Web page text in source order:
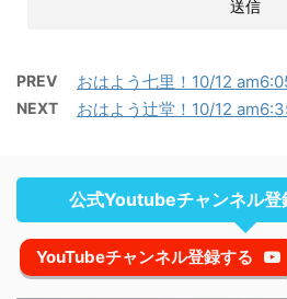
PREV おはよう七里！10/12
NEXT おはよう辻堂！10/12
公式Youtubeチャンネル登
YouTubeチャンネル登録する